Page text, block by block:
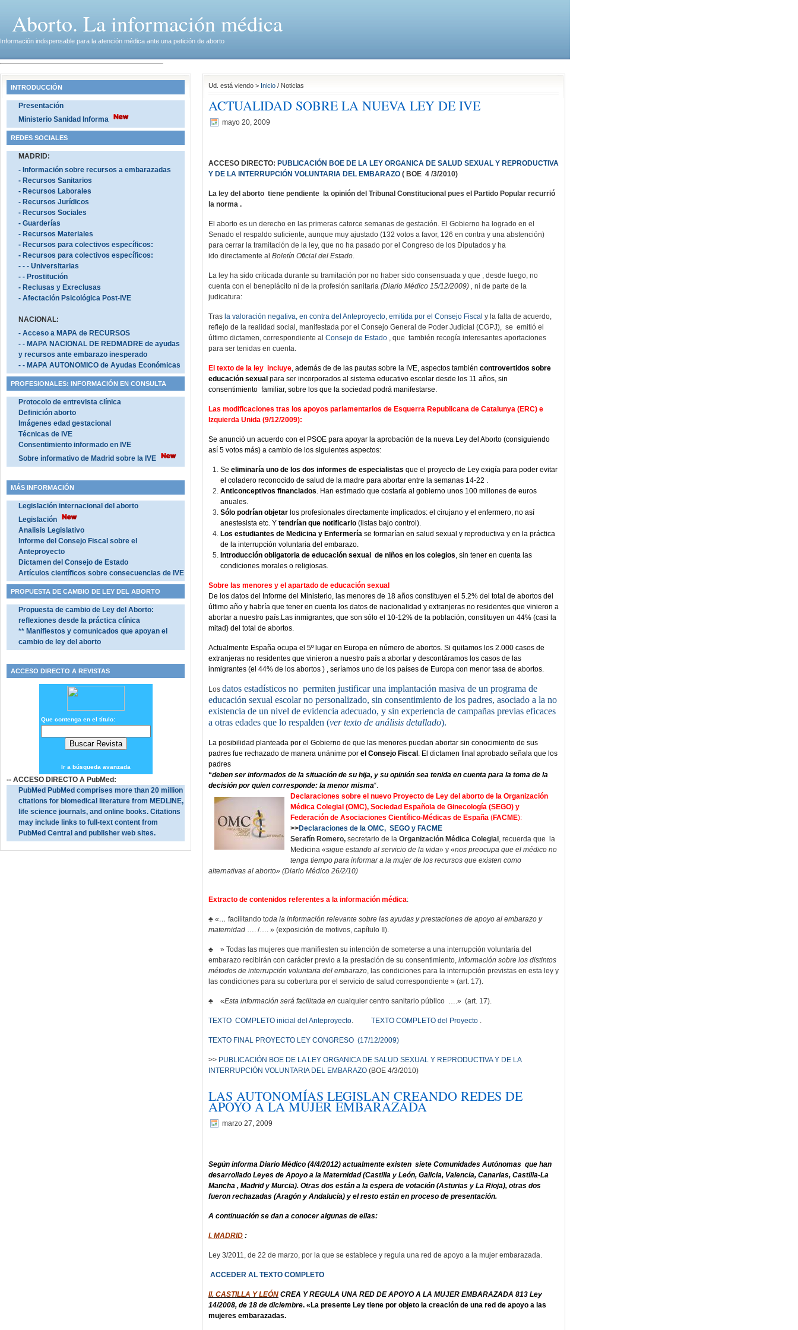
Aborto. La información médica
Información indispensable para la atención médica ante una petición de aborto
Ud. está viendo > Inicio / Noticias
ACTUALIDAD SOBRE LA NUEVA LEY DE IVE
mayo 20, 2009
ACCESO DIRECTO: PUBLICACIÓN BOE DE LA LEY ORGANICA DE SALUD SEXUAL Y REPRODUCTIVA
Y DE LA INTERRUPCIÓN VOLUNTARIA DEL EMBARAZO ( BOE 4 /3/2010)
La ley del aborto tiene pendiente la opinión del Tribunal Constitucional pues el Partido Popular recurrió
la norma .
El aborto es un derecho en las primeras catorce semanas de gestación. El Gobierno ha logrado en el
Senado el respaldo suficiente, aunque muy ajustado (132 votos a favor, 126 en contra y una abstención)
para cerrar la tramitación de la ley, que no ha pasado por el Congreso de los Diputados y ha
ido directamente al Boletín Oficial del Estado.
La ley ha sido criticada durante su tramitación por no haber sido consensuada y que , desde luego, no
cuenta con el beneplácito ni de la profesión sanitaria (Diario Médico 15/12/2009) , ni de parte de la
judicatura:
Tras la valoración negativa, en contra del Anteproyecto, emitida por el Consejo Fiscal y la falta de acuerdo,
reflejo de la realidad social, manifestada por el Consejo General de Poder Judicial (CGPJ), se emitió el
último dictamen, correspondiente al Consejo de Estado , que también recogía interesantes aportaciones
para ser tenidas en cuenta.
El texto de la ley incluye, además de de las pautas sobre la IVE, aspectos también controvertidos sobre
educación sexual para ser incorporados al sistema educativo escolar desde los 11 años, sin
consentimiento familiar, sobre los que la sociedad podrá manifestarse.
Las modificaciones tras los apoyos parlamentarios de Esquerra Republicana de Catalunya (ERC) e
Izquierda Unida (9/12/2009):
Se anunció un acuerdo con el PSOE para apoyar la aprobación de la nueva Ley del Aborto (consiguiendo
así 5 votos más) a cambio de los siguientes aspectos:
Se eliminaría uno de los dos informes de especialistas que el proyecto de Ley exigía para poder evitar
el coladero reconocido de salud de la madre para abortar entre la semanas 14-22 .
Anticonceptivos financiados. Han estimado que costaría al gobierno unos 100 millones de euros
anuales.
Sólo podrían objetar los profesionales directamente implicados: el cirujano y el enfermero, no así
anestesista etc. Y tendrían que notificarlo (listas bajo control).
Los estudiantes de Medicina y Enfermería se formarían en salud sexual y reproductiva y en la práctica
de la interrupción voluntaria del embarazo.
Introducción obligatoria de educación sexual de niños en los colegios, sin tener en cuenta las
condiciones morales o religiosas.
Sobre las menores y el apartado de educación sexual
De los datos del Informe del Ministerio, las menores de 18 años constituyen el 5.2% del total de abortos del
último año y habría que tener en cuenta los datos de nacionalidad y extranjeras no residentes que vinieron a
abortar a nuestro país.Las inmigrantes, que son sólo el 10-12% de la población, constituyen un 44% (casi la
mitad) del total de abortos.
Actualmente España ocupa el 5º lugar en Europa en número de abortos. Si quitamos los 2.000 casos de
extranjeras no residentes que vinieron a nuestro país a abortar y descontáramos los casos de las
inmigrantes (el 44% de los abortos ) , seríamos uno de los países de Europa con menor tasa de abortos.
Los datos estadísticos no permiten justificar una implantación masiva de un programa de
educación sexual escolar no personalizado, sin consentimiento de los padres, asociado a la no
existencia de un nivel de evidencia adecuado, y sin experiencia de campañas previas eficaces
a otras edades que lo respalden (ver texto de análisis detallado).
La posibilidad planteada por el Gobierno de que las menores puedan abortar sin conocimiento de sus
padres fue rechazado de manera unánime por el Consejo Fiscal . El dictamen final aprobado señala que l os
padres
“deben ser informados de la situación de su hija, y su opinión sea tenida en cuenta para la toma de la
decisión por quien corresponde: la menor misma“.
Declaraciones sobre el nuevo Proyecto de Ley del aborto de la Organización
Médica Colegial (OMC), Sociedad Española de Ginecología (SEGO) y
Federación de Asociaciones Científico-Médicas de España (FACME):
>>Declaraciones de la OMC, SEGO y FACME
Serafín Romero, secretario de la Organización Médica Colegial , recuerda que la
Medicina «sigue estando al servicio de la vida» y «nos preocupa que el médico no
tenga tiempo para informar a la mujer de los recursos que existen como
alternativas al aborto» (Diario Médico 26/2/10)
Extracto de contenidos referentes a la información médica:
♣ «… facilitando toda la información relevante sobre las ayudas y prestaciones de apoyo al embarazo y
maternidad …. /…. » (exposición de motivos, capítulo II).
♣ » Todas las mujeres que manifiesten su intención de someterse a una interrupción voluntaria del
embarazo recibirán con carácter previo a la prestación de su consentimiento, información sobre los distintos
métodos de interrupción voluntaria del embarazo, las condiciones para la interrupción previstas en esta ley y
las condiciones para su cobertura por el servicio de salud correspondiente » (art. 17).
♣ «Esta información será facilitada en cualquier centro sanitario público ….» (art. 17).
TEXTO COMPLETO inicial del Anteproyecto. TEXTO COMPLETO del Proyecto .
TEXTO FINAL PROYECTO LEY CONGRESO (17/12/2009)
>> PUBLICACIÓN BOE DE LA LEY ORGANICA DE SALUD SEXUAL Y REPRODUCTIVA Y DE LA
INTERRUPCIÓN VOLUNTARIA DEL EMBARAZO (BOE 4/3/2010)
LAS AUTONOMÍAS LEGISLAN CREANDO REDES DE
APOYO A LA MUJER EMBARAZADA
marzo 27, 2009
Según informa Diario Médico (4/4/2012) actualmente existen siete Comunidades Autónomas que han
desarrollado Leyes de Apoyo a la Maternidad (Castilla y León, Galicia, Valencia, Canarias, Castilla-La
Mancha , Madrid y Murcia). Otras dos están a la espera de votación (Asturias y La Rioja), otras dos
fueron rechazadas (Aragón y Andalucía) y el resto están en proceso de presentación.
A continuación se dan a conocer algunas de ellas:
I. MADRID :
Ley 3/2011, de 22 de marzo, por la que se establece y regula una red de apoyo a la mujer embarazada.
ACCEDER AL TEXTO COMPLETO
II. CASTILLA Y LEÓN CREA Y REGULA UNA RED DE APOYO A LA MUJER EMBARAZADA 813 Ley
14/2008, de 18 de diciembre. «La presente Ley tiene por objeto la creación de una red de apoyo a las
mujeres embarazadas.
INTRODUCCIÓN
Presentación
Ministerio Sanidad Informa
REDES SOCIALES
MADRID:
- Información sobre recursos a embarazadas
- Recursos Sanitarios
- Recursos Laborales
- Recursos Jurídicos
- Recursos Sociales
- Guarderías
- Recursos Materiales
- Recursos para colectivos específicos:
- Recursos para colectivos específicos:
- - - Universitarias
- - Prostitución
- Reclusas y Exreclusas
- Afectación Psicológica Post-IVE
NACIONAL:
- Acceso a MAPA de RECURSOS
- - MAPA NACIONAL DE REDMADRE de ayudas
y recursos ante embarazo inesperado
- - MAPA AUTONOMICO de Ayudas Económicas
PROFESIONALES: INFORMACIÓN EN CONSULTA
Protocolo de entrevista clínica
Definición aborto
Imágenes edad gestacional
Técnicas de IVE
Consentimiento informado en IVE
Sobre informativo de Madrid sobre la IVE
MÁS INFORMACIÓN
Legislación internacional del aborto
Legislación
Analisis Legislativo
Informe del Consejo Fiscal sobre el
Anteproyecto
Dictamen del Consejo de Estado
Artículos científicos sobre consecuencias de IVE
PROPUESTA DE CAMBIO DE LEY DEL ABORTO
Propuesta de cambio de Ley del Aborto:
reflexiones desde la práctica clínica
** Manifiestos y comunicados que apoyan el
cambio de ley del aborto
ACCESO DIRECTO A REVISTAS
Que contenga en el título:
Ir a búsqueda avanzada
-- ACCESO DIRECTO A PubMed:
PubMed PubMed comprises more than 20 million
citations for biomedical literature from MEDLINE,
life science journals, and online books. Citations
may include links to full-text content from
PubMed Central and publisher web sites.